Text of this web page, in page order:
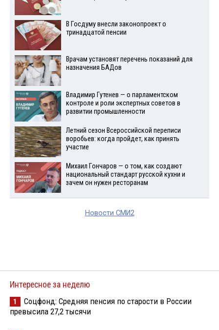
В Госдуму внесли законопроект о
тринадцатой пенсии
Врачам установят перечень показаний для
назначения БАДов
Владимир Гутенев — о парламентском
контроле и роли экспертных советов в
развитии промышленности
Летний сезон Всероссийской переписи
воробьев: когда пройдет, как принять
участие
Михаил Гончаров — о том, как создают
национальный стандарт русской кухни и
зачем он нужен ресторанам
Новости СМИ2
Интересное за неделю
1
Соцфонд: Средняя пенсия по старости в России
превысила 27,2 тысячи